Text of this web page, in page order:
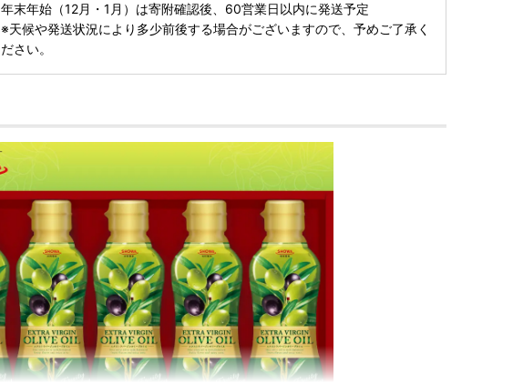
年末年始（12月・1月）は寄附確認後、60営業日以内に発送予定
※天候や発送状況により多少前後する場合がございますので、予めご了承く
ださい。